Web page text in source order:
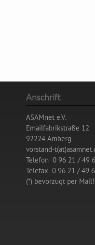
Anschrift
ASAMnet e.V.
Emailfabrikstraße 12
92224 Amberg
vorstand-
Telefon 0 96 21 / 49
Telefax 0 96 21 / 49
(*) bevorzugt per Mail!